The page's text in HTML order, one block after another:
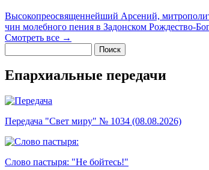
Высокопреосвященнейший Арсений,
чин молебного пения в Задонском Рождество-
Смотреть все →
Епархиальные передачи
Передача "Свет миру" № 1034 (08.08.2026)
Слово пастыря: "Не бойтесь!"